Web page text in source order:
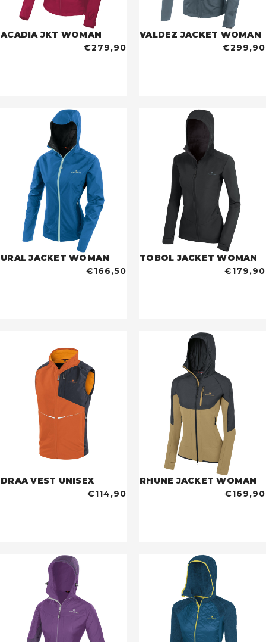
ACADIA JKT WOMAN
€279,90
VALDEZ JACKET WOMAN
€299,90
URAL JACKET WOMAN
€166,50
TOBOL JACKET WOMAN
€179,90
DRAA VEST UNISEX
€114,90
RHUNE JACKET WOMAN
€169,90